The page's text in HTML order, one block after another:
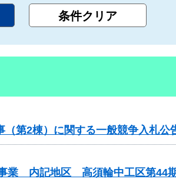
（第2棟）に関する一般競争入札公
業 内記地区 高須輪中工区第44